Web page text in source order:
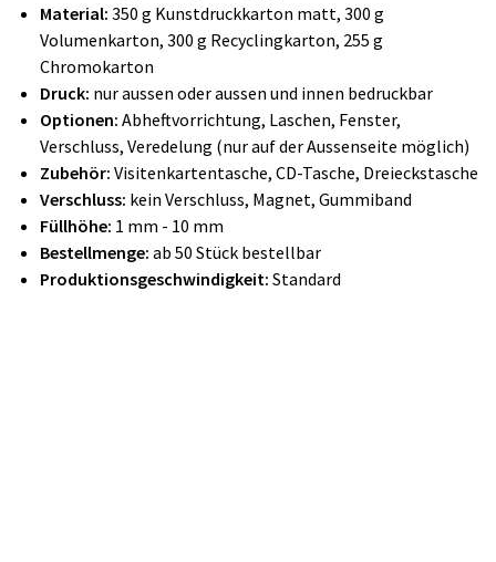
Material: 350 g Kunstdruckkarton matt, 300 g
Volumenkarton, 300 g Recyclingkarton, 255 g
Chromokarton
Druck: nur aussen oder aussen und innen bedruckbar
Optionen: Abheftvorrichtung, Laschen, Fenster,
Verschluss, Veredelung (nur auf der Aussenseite möglich)
Zubehör: Visitenkartentasche, CD-Tasche, Dreieckstasche
Verschluss: kein Verschluss, Magnet, Gummiband
Füllhöhe: 1 mm - 10 mm
Bestellmenge: ab 50 Stück bestellbar
Produktionsgeschwindigkeit: Standard